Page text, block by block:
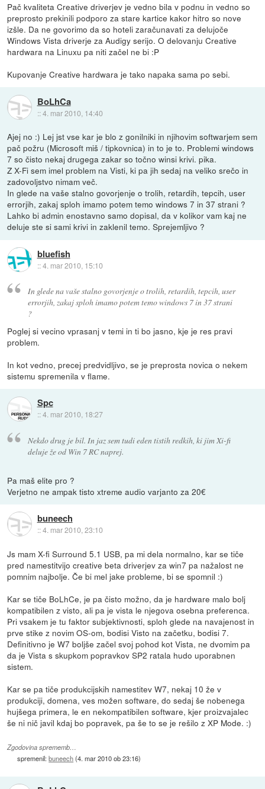
Pač kvaliteta Creative driverjev je vedno bila v podnu in vedno so
preprosto prekinili podporo za stare kartice kakor hitro so nove
izšle. Da ne govorimo da so hoteli zaračunavati za delujoče
Windows Vista driverje za Audigy serijo. O delovanju Creative
hardwara na Linuxu pa niti začel ne bi :P
Kupovanje Creative hardwara je tako napaka sama po sebi.
BoLhCa
::4. mar 2010, 14:40
Ajej no :) Lej jst vse kar je blo z gonilniki in njihovim softwarjem sem
pač požru (Microsoft miš / tipkovnica) in to je to. Problemi windows
7 so čisto nekaj drugega zakar so točno winsi krivi. pika.
Z X-Fi sem imel problem na Visti, ki pa jih sedaj na veliko srečo in
zadovoljstvo nimam več.
In glede na vaše stalno govorjenje o trolih, retardih, tepcih, user
errorjih, zakaj sploh imamo potem temo windows 7 in 37 strani ?
Lahko bi admin enostavno samo dopisal, da v kolikor vam kaj ne
deluje ste si sami krivi in zaklenil temo. Sprejemljivo ?
bluefish
::4. mar 2010, 15:10
In glede na vaše stalno govorjenje o trolih, retardih, tepcih, user
errorjih, zakaj sploh imamo potem temo windows 7 in 37 strani
?
Poglej si vecino vprasanj v temi in ti bo jasno, kje je res pravi
problem.
In kot vedno, precej predvidljivo, se je preprosta novica o nekem
sistemu spremenila v flame.
Spc
::4. mar 2010, 18:27
Nekdo drug je bil. In jaz sem tudi eden tistih redkih, ki jim Xi-fi
deluje že od Win 7 RC naprej.
Pa maš elite pro ?
Verjetno ne ampak tisto xtreme audio varjanto za 20€
buneech
::4. mar 2010, 23:10
Js mam X-fi Surround 5.1 USB, pa mi dela normalno, kar se tiče
pred namestitvijo creative beta driverjev za win7 pa nažalost ne
pomnim najbolje. Če bi mel jake probleme, bi se spomnil :)
Kar se tiče BoLhCe, je pa čisto možno, da je hardware malo bolj
kompatibilen z visto, ali pa je vista le njegova osebna preferenca.
Pri vsakem je tu faktor subjektivnosti, sploh glede na navajenost in
prve stike z novim OS-om, bodisi Visto na začetku, bodisi 7.
Definitivno je W7 boljše začel svoj pohod kot Vista, ne dvomim pa
da je Vista s skupkom popravkov SP2 ratala hudo uporabnen
sistem.
Kar se pa tiče produkcijskih namestitev W7, nekaj 10 že v
produkciji, domena, ves možen software, do sedaj še nobenega
hujšega primera, le en nekompatibilen software, kjer proizvajalec
še ni nič javil kdaj bo popravek, pa še to se je rešilo z XP Mode. :)
Zgodovina sprememb…
spremenil:buneech(4. mar 2010 ob 23:16)